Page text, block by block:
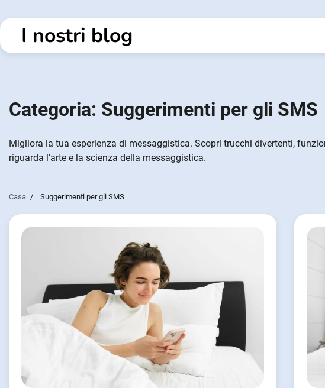
al
contenutoI nostri blog
Categoria: Suggerimenti per gli SMS
Migliora la tua esperienza di messaggistica. Scopri trucchi divertenti,
riguarda l'arte e la scienza della messaggistica.
Casa Suggerimenti per gli SMS